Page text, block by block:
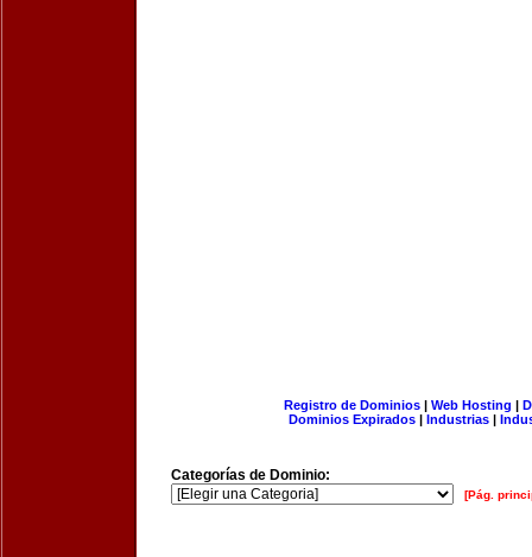
Registro de Dominios| Web Hosting |
Dominios Expirados | Industrias |
Categorías de Dominio:
[Pág.